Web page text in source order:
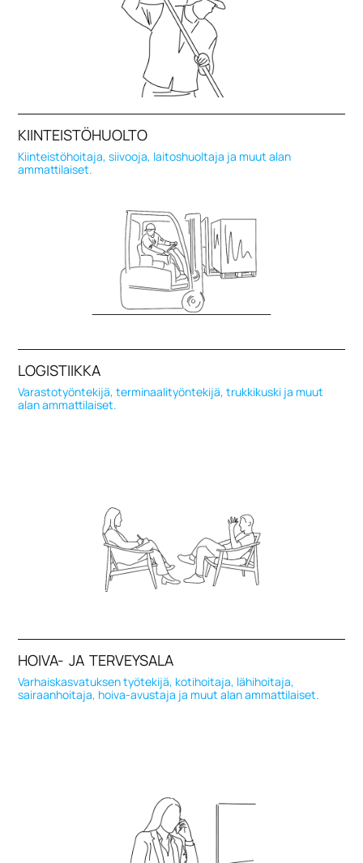
KIINTEISTÖHUOLTO
Kiinteistöhoitaja, siivooja, laitoshuoltaja ja muut alan
ammattilaiset.
LOGISTIIKKA
Varastotyöntekijä, terminaalityöntekijä, trukkikuski ja muut
alan ammattilaiset.
HOIVA- JA TERVEYSALA
Varhaiskasvatuksen työtekijä, kotihoitaja, lähihoitaja,
sairaanhoitaja, hoiva-avustaja ja muut alan ammattilaiset.